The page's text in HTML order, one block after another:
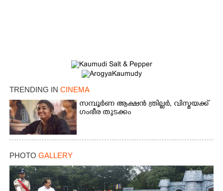
TRENDING IN CINEMA
സമ്പൂർണ ആക്ഷൻ ത്രില്ലർ,​ വിസ്മയക്ക്
ഗംഭീര തുടക്കം
PHOTO GALLERY